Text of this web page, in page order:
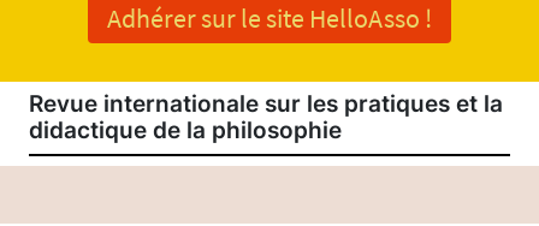
Adhérer sur le site HelloAsso !
Revue internationale sur les pratiques et la
didactique de la philosophie